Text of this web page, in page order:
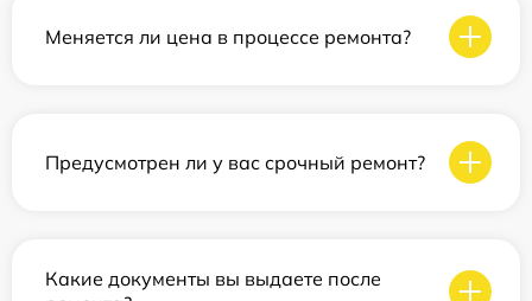
Меняется ли цена в процессе ремонта?
Предусмотрен ли у вас срочный ремонт?
Какие документы вы выдаете после